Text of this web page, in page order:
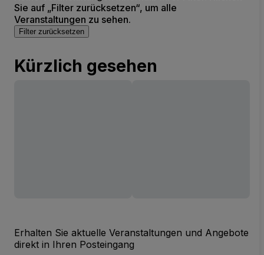
Sie auf „Filter zurücksetzen“, um alle
Veranstaltungen zu sehen.
Filter zurücksetzen
Kürzlich gesehen
Erhalten Sie aktuelle Veranstaltungen und Angebote
direkt in Ihren Posteingang